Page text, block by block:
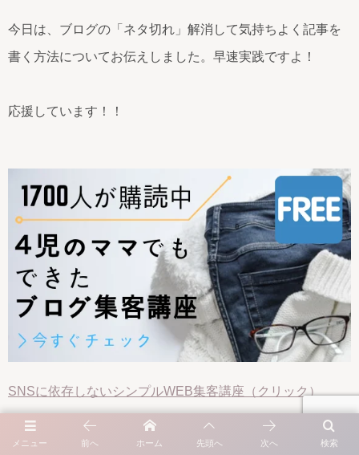
今日は、ブログの「ネタ切れ」解消して気持ちよく記事を
書く方法についてお伝えしました。早速実践ですよ！
応援しています！！
SNSに依存しないシンプルWEB集客講座（クリック）
●嬉しい声が続々届いています♬
メニュー 検索
前へ ホーム 先頭へ 次へ